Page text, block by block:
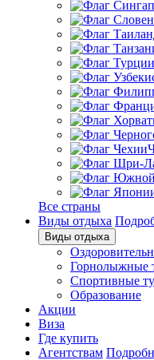
Все страны
Виды отдыха
Виды отдыха
Горнолыжные
Спортивные
Образование
Акции
Виза
Где купить
Агентствам